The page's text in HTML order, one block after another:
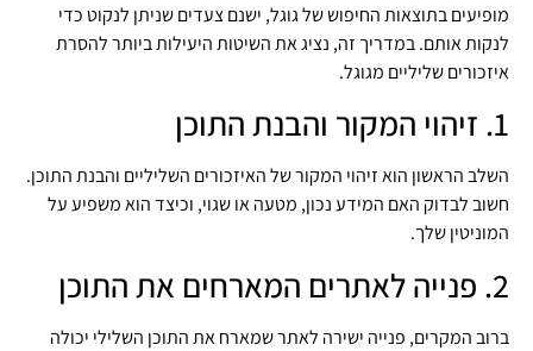
מופיעים בתוצאות החיפוש של גוגל, ישנם צעדים שניתן לנקוט כדי
לנקות אותם. במדריך זה, נציג את השיטות היעילות ביותר להסרת
איזכורים שליליים מגוגל.
1. זיהוי המקור והבנת התוכן
השלב הראשון הוא זיהוי המקור של האיזכורים השליליים והבנת התוכן.
חשוב לבדוק האם המידע נכון, מטעה או שגוי, וכיצד הוא משפיע על
המוניטין שלך.
2. פנייה לאתרים המארחים את התוכן
ברוב המקרים, פנייה ישירה לאתר שמארח את התוכן השלילי יכולה